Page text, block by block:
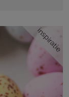
inspiratie